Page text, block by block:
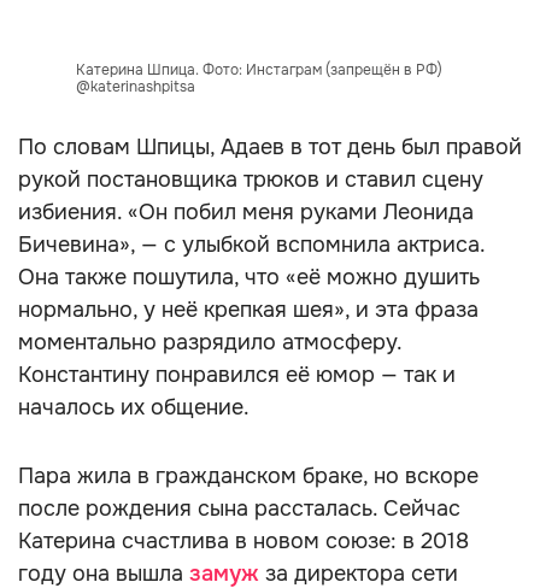
Катерина Шпица. Фото: Инстаграм (запрещён в РФ)
@katerinashpitsa
По словам Шпицы, Адаев в тот день был правой
рукой постановщика трюков и ставил сцену
избиения. «Он побил меня руками Леонида
Бичевина», — с улыбкой вспомнила актриса.
Она также пошутила, что «её можно душить
нормально, у неё крепкая шея», и эта фраза
моментально разрядило атмосферу.
Константину понравился её юмор — так и
началось их общение.
Пара жила в гражданском браке, но вскоре
после рождения сына рассталась. Сейчас
Катерина счастлива в новом союзе: в 2018
году она вышла замуж за директора сети